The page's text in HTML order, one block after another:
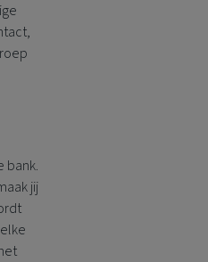
bank.
jij